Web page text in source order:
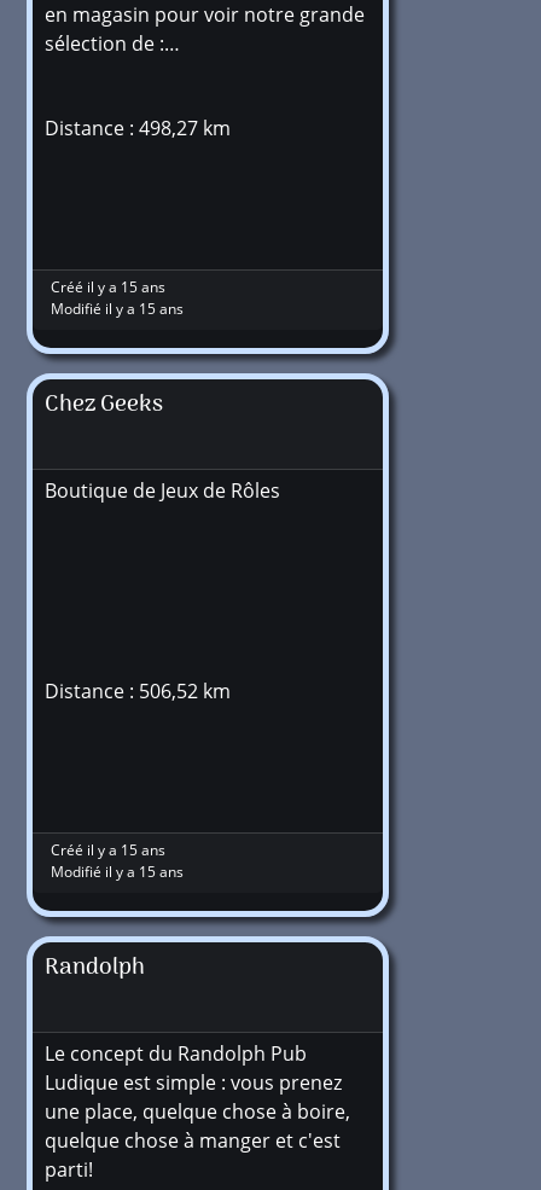
en magasin pour voir notre grande
sélection de :…
Distance : 498,27 km
Créé il y a 15 ans
Modifié il y a 15 ans
Chez Geeks
Boutique de Jeux de Rôles
Distance : 506,52 km
Créé il y a 15 ans
Modifié il y a 15 ans
Randolph
Le concept du Randolph Pub
Ludique est simple : vous prenez
une place, quelque chose à boire,
quelque chose à manger et c'est
parti!